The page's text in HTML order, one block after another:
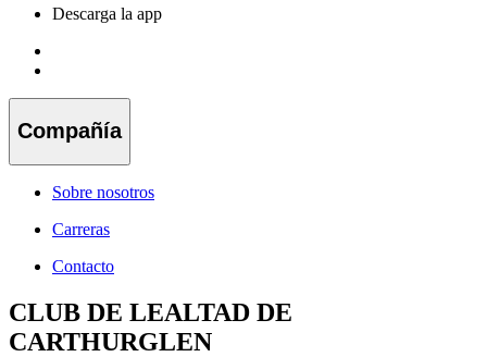
Descarga la app
Compañía
Sobre nosotros
Carreras
Contacto
CLUB DE LEALTAD DE
CARTHURGLEN